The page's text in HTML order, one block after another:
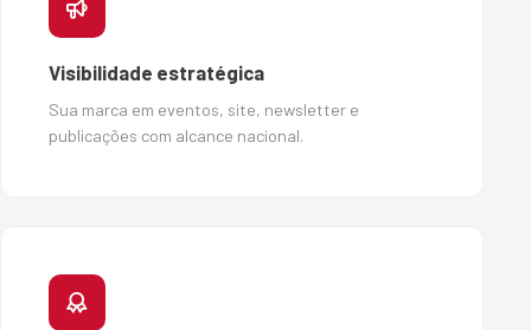
Visibilidade estratégica
Sua marca em eventos, site, newsletter e
publicações com alcance nacional.